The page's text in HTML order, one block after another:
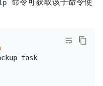
命令可获取该子命令使
task